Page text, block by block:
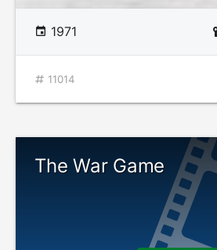
1971
11014
The War Game